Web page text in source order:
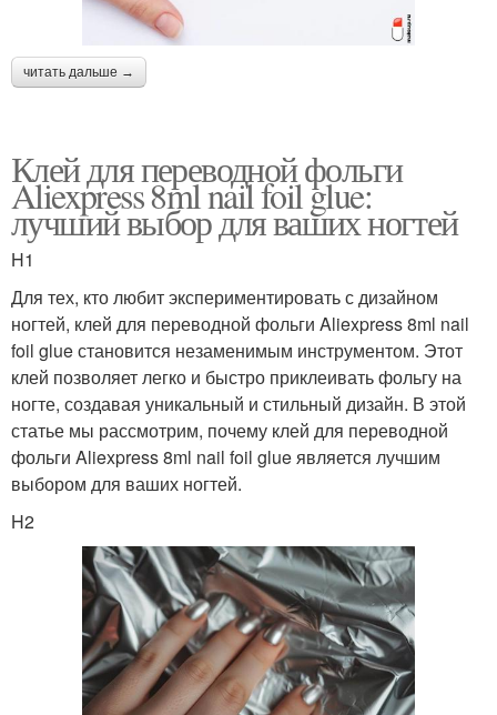
читать дальше →
Клей для переводной фольги
Aliexpress 8ml nail foil glue:
лучший выбор для ваших ногтей
H1
Для тех, кто любит экспериментировать с дизайном
ногтей, клей для переводной фольги Aliexpress 8ml nail
foil glue становится незаменимым инструментом. Этот
клей позволяет легко и быстро приклеивать фольгу на
ногте, создавая уникальный и стильный дизайн. В этой
статье мы рассмотрим, почему клей для переводной
фольги Aliexpress 8ml nail foil glue является лучшим
выбором для ваших ногтей.
H2